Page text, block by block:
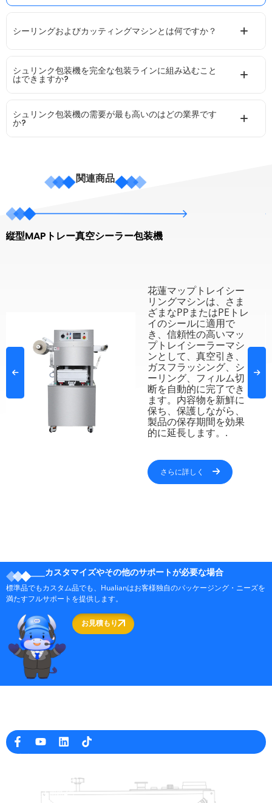
シーリングおよびカッティングマシンとは何ですか？
シュリンク包装機を完全な包装ラインに組み込むこと
はできますか?
シュリンク包装機の需要が最も高いのはどの業界です
か?
関連商品
縦型MAPトレー真空シーラー包装機
花蓮マップトレイシー
リングマシンは、さま
ざまなPPまたはPEトレ
イのシールに適用で
き、信頼性の高いマッ
プトレイシーラーマシ
ンとして、真空引き、
ガスフラッシング、シ
ーリング、フィルム切
断を自動的に完了でき
ます。内容物を新鮮に
保ち、保護しながら、
製品の保存期間を効果
的に延長します。.
さらに詳しく
カスタマイズやその他のサポートが必要な場合
標準品でもカスタム品でも、Hualianはお客様独自のパッケージング・ニーズを
満たすフルサポートを提供します。
お見積もり
+8613738733841
高雄市大圍路2号
中国浙江省温州市工業区